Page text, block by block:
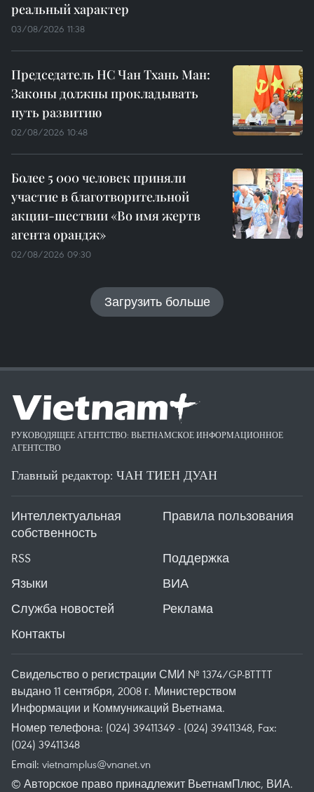
реальный характер
03/08/2026 11:38
Председатель НС Чан Тхань Ман:
Законы должны прокладывать
путь развитию
02/08/2026 10:48
Более 5 000 человек приняли
участие в благотворительной
акции-шествии «Во имя жертв
агента орандж»
02/08/2026 09:30
Загрузить больше
РУКОВОДЯЩЕЕ АГЕНТСТВО: ВЬЕТНАМСКОЕ ИНФОРМАЦИОННОЕ
АГЕНТСТВО
Главный редактор: ЧАН ТИЕН ДУАН
Интеллектуальная
собственность
Правила пользования
RSS
Поддержка
Языки
ВИА
Служба новостей
Реклама
Контакты
Свидельство о регистрации СМИ № 1374/GP-BTTTT
выдано 11 сентября, 2008 г. Министерством
Информации и Коммуникаций Вьетнама.
Номер телефона: (024) 39411349 - (024) 39411348, Fax:
(024) 39411348
Email: vietnamplus@vnanet.vn
© Авторское право принадлежит ВьетнамПлюс, ВИА.